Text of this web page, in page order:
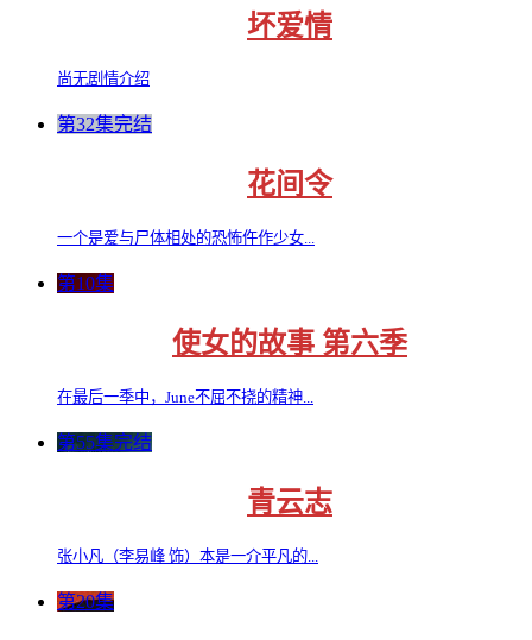
坏爱情
尚无剧情介绍
第32集完结
花间令
一个是爱与尸体相处的恐怖仵作少女...
第10集
使女的故事 第六季
在最后一季中，June不屈不挠的精神...
第55集完结
青云志
张小凡（李易峰 饰）本是一介平凡的...
第20集